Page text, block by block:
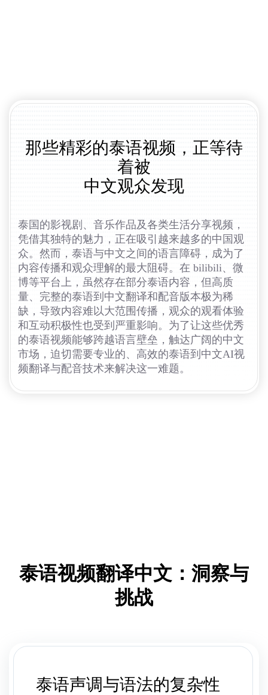
那些精彩的泰语视频，正等待
着被
中文观众发现
泰国的影视剧、音乐作品及各类生活分享视频，
凭借其独特的魅力，正在吸引越来越多的中国观
众。然而，泰语与中文之间的语言障碍，成为了
内容传播和观众理解的最大阻碍。在 bilibili、微
博等平台上，虽然存在部分泰语内容，但高质
量、完整的泰语到中文翻译和配音版本极为稀
缺，导致内容难以大范围传播，观众的观看体验
和互动积极性也受到严重影响。为了让这些优秀
的泰语视频能够跨越语言壁垒，触达广阔的中文
市场，迫切需要专业的、高效的泰语到中文AI视
频翻译与配音技术来解决这一难题。
泰语视频翻译中文：洞察与
挑战
泰语声调与语法的复杂性